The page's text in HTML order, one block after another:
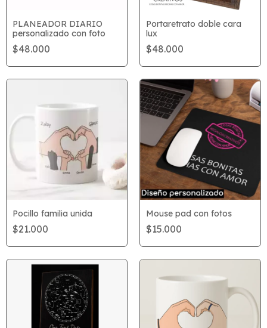
PLANEADOR DIARIO
personalizado con foto
$48.000
Portaretrato doble cara
lux
$48.000
Pocillo familia unida
$21.000
Mouse pad con fotos
$15.000